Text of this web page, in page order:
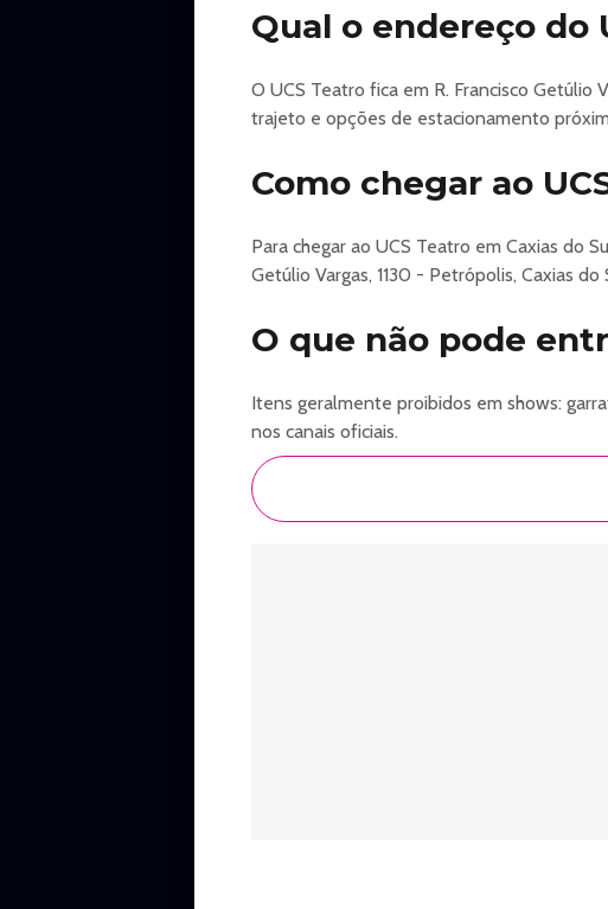
Qual o endereço do
O UCS Teatro fica em R. Francisco Getúlio
trajeto e opções de estacionamento
Como chegar ao
Para chegar ao UCS Teatro em Caxias do
Getúlio Vargas, 1130 - Petrópolis, Caxias
O que não pode
Itens geralmente proibidos em shows:
nos canais oficiais.